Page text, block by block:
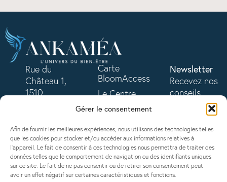
Gérer le consentement
Afin de fournir les meilleures expériences, nous utilisons des technologies telles
que les cookies pour stocker et/ou accéder aux informations relatives à
l'appareil. Le fait de consentir à ces technologies nous permettra de traiter des
données telles que le comportement de navigation ou des identifiants uniques
sur ce site. Le fait de ne pas consentir ou de retirer son consentement peut
avoir un effet négatif sur certaines caractéristiques et fonctions.
Rue du
Château 1,
1510
21 41
contact@ankamea.ch
Carte
BloomAccess
Le Centre
Devenir
Partenaires
Offres en
cours
Contact
Newsletter
Recevez nos
conseils
chaque mois.
S'inscrire